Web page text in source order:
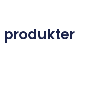
produkter